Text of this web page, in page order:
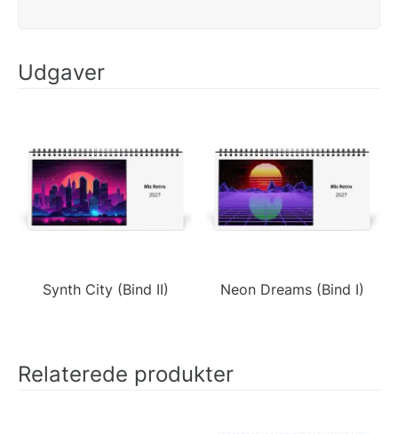
Udgaver
Synth City (Bind II) Neon Dreams (Bind I)
Relaterede produkter